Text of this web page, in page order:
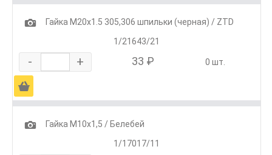
1
Гайка М20х1.5 305,306 шпильки (черная) / ZTD
1/21643/21
- + 33 ₽ 0 шт.
Ä
1
Гайка М10х1,5 / Белебей
1/17017/11